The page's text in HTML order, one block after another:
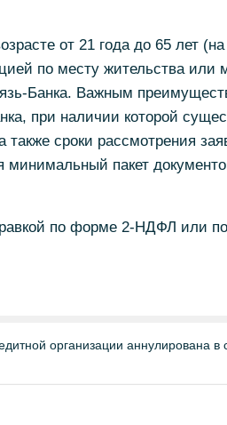
от 21 года до 65 лет
по месту жительства или
Банка. Важным
при наличии которой
также сроки рассмотрения
минимальный пакет
по форме 2-НДФЛ или
организации аннулирована в